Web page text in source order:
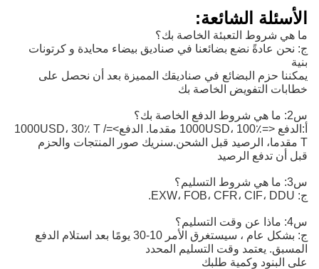
الأسئلة الشائعة:
ما هي شروط التعبئة الخاصة بك؟
ج: نحن عادةً نضع بضائعنا في صناديق بيضاء محايدة و كرتونات
بنية
يمكننا حزم البضائع في صناديقك المميزة بعد أن نحصل على
خطابات التفويض الخاصة بك
س2: ما هي شروط الدفع الخاصة بك؟
أ:
الدفع <=1000USD، 100٪ مقدما. الدفع>=1000USD، 30٪ T /
T مقدما، الرصيد قبل الشحن.
سنريك صور المنتجات والحزم
قبل أن تدفع الرصيد
س3: ما هي شروط التسليم؟
ج: EXW، FOB، CFR، CIF، DDU.
س4: ماذا عن وقت التسليم؟
ج: بشكل عام ، سيستغرق الأمر 10-30 يومًا بعد استلام الدفع
المسبق. يعتمد وقت التسليم المحدد
على البنود وكمية طلبك